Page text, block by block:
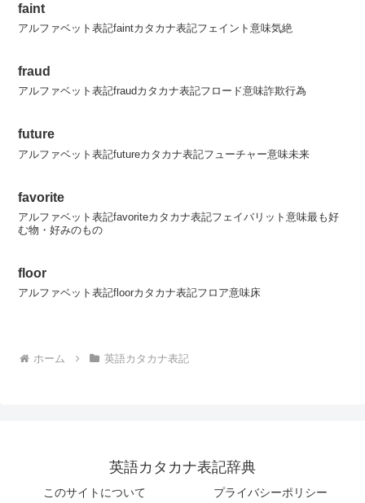
faint
アルファベット表記faintカタカナ表記フェイント意味気絶
fraud
アルファベット表記fraudカタカナ表記フロード意味詐欺行為
future
アルファベット表記futureカタカナ表記フューチャー意味未来
favorite
アルファベット表記favoriteカタカナ表記フェイバリット意味最も好
む物・好みのもの
floor
アルファベット表記floorカタカナ表記フロア意味床
ホーム 英語カタカナ表記
英語カタカナ表記辞典
このサイトについて プライバシーポリシー